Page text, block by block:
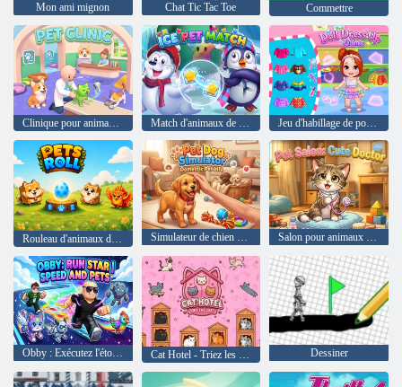
Mon ami mignon Chat Tic Tac Toe Commettre
Clinique pour animaux de compagnie Match d'animaux de glace Jeu d'habillage de poupée
Simulateur de chien de compagnie Salon pour animaux de compagnie : Docteur mignon
Obby : Exécutez l'étoile | Vitesse et animaux de compagnie Dessiner